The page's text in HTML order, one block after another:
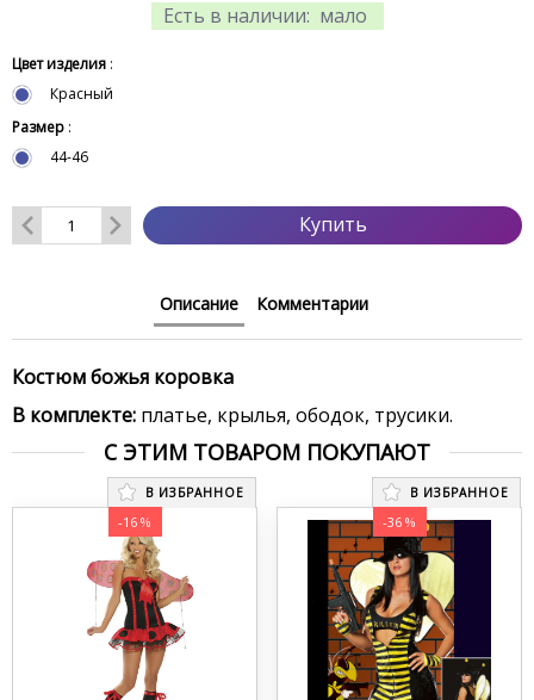
Есть в наличии: мало
Цвет изделия :
Красный
Размер :
44-46
Купить
Описание Комментарии
Костюм божья коровка
В комплекте: платье, крылья, ободок, трусики.
С ЭТИМ ТОВАРОМ ПОКУПАЮТ
В ИЗБРАННОЕ
-16 %
В ИЗБРАННОЕ
-36 %